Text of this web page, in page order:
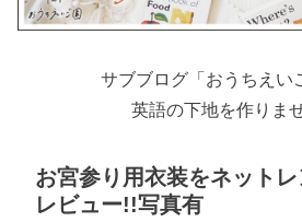
サブブログ「おうちえい
英語の下地を作りま
お宮参り用衣装をネット
レビュー!!写真有